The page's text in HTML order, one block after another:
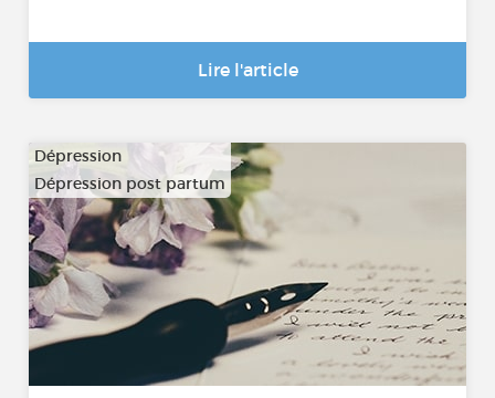
Lire l'article
Dépression
Dépression post partum